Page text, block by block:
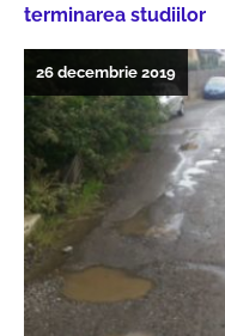
terminarea studiilor
26 decembrie 2019